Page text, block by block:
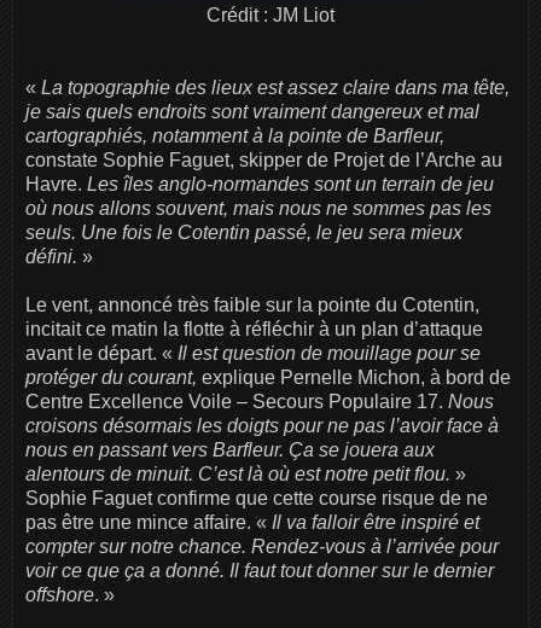
Crédit : JM Liot
« La topographie des lieux est assez claire dans ma tête,
je sais quels endroits sont vraiment dangereux et mal
cartographiés, notamment à la pointe de Barfleur,
constate Sophie Faguet, skipper de Projet de l’Arche au
Havre. Les îles anglo-normandes sont un terrain de jeu
où nous allons souvent, mais nous ne sommes pas les
seuls. Une fois le Cotentin passé, le jeu sera mieux
défini. »
Le vent, annoncé très faible sur la pointe du Cotentin,
incitait ce matin la flotte à réfléchir à un plan d’attaque
avant le départ. « Il est question de mouillage pour se
protéger du courant, explique Pernelle Michon, à bord de
Centre Excellence Voile – Secours Populaire 17. Nous
croisons désormais les doigts pour ne pas l’avoir face à
nous en passant vers Barfleur. Ça se jouera aux
alentours de minuit. C’est là où est notre petit flou. »
Sophie Faguet confirme que cette course risque de ne
pas être une mince affaire. « Il va falloir être inspiré et
compter sur notre chance. Rendez-vous à l’arrivée pour
voir ce que ça a donné. Il faut tout donner sur le dernier
offshore. »